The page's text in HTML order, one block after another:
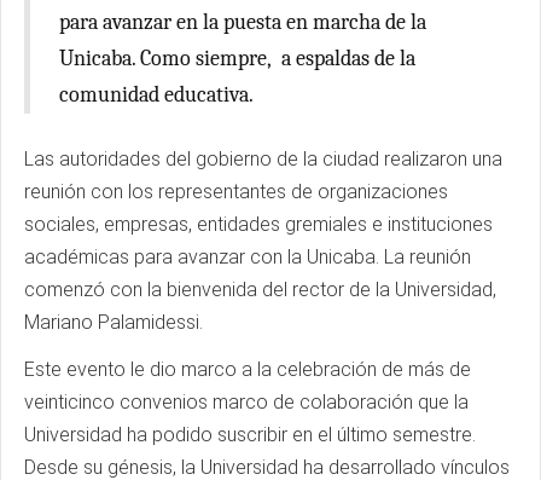
para avanzar en la puesta en marcha de la
Unicaba. Como siempre, a espaldas de la
comunidad educativa.
Las autoridades del gobierno de la ciudad realizaron una
reunión con los representantes de organizaciones
sociales, empresas, entidades gremiales e instituciones
académicas para avanzar con la Unicaba. La reunión
comenzó con la bienvenida del rector de la Universidad,
Mariano Palamidessi.
Este evento le dio marco a la celebración de más de
veinticinco convenios marco de colaboración que la
Universidad ha podido suscribir en el último semestre.
Desde su génesis, la Universidad ha desarrollado vínculos